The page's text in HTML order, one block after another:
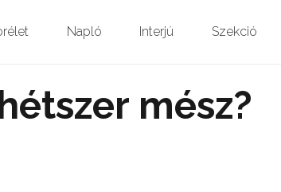
Napló Interjú Szekció
mész?